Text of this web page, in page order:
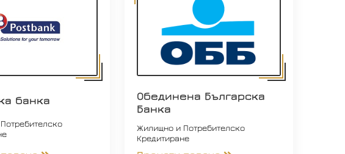
банка
Обединена Българска
Банка
Жилищно и Потребителско
Кредитиране